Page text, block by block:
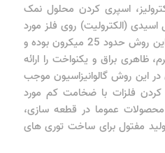
اسپری کردن محلول نمک
(الکترولیت) روی فلز مورد
نظر می‌باشد. لایه گالوانیزه در این روش حدود 25 میکرون بوده و
ظاهری براق و یکنواخت را ارائه
این روش گالوانیزاسیون موجب
کردن فلزات با ضخامت کم مورد
محصولات عموما در قطعه سازی،
مفتول برای ساخت توری های